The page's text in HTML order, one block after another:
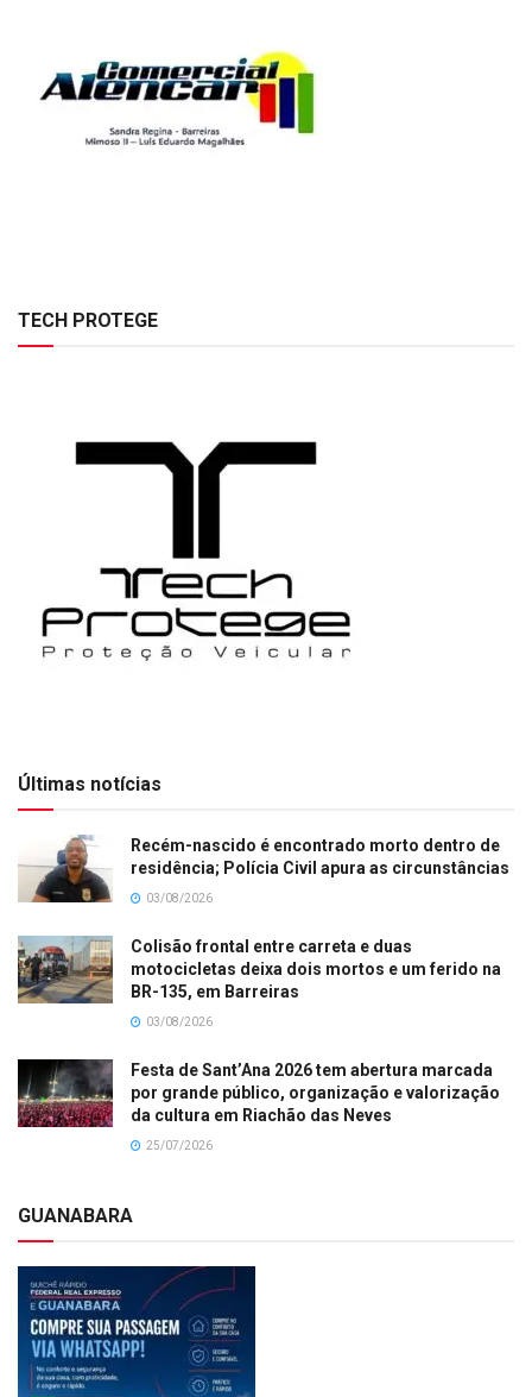
TECH PROTEGE
Últimas notícias
Recém-nascido é encontrado morto dentro de
residência; Polícia Civil apura as circunstâncias
03/08/2026
Colisão frontal entre carreta e duas
motocicletas deixa dois mortos e um ferido na
BR-135, em Barreiras
03/08/2026
Festa de Sant’Ana 2026 tem abertura marcada
por grande público, organização e valorização
da cultura em Riachão das Neves
25/07/2026
GUANABARA